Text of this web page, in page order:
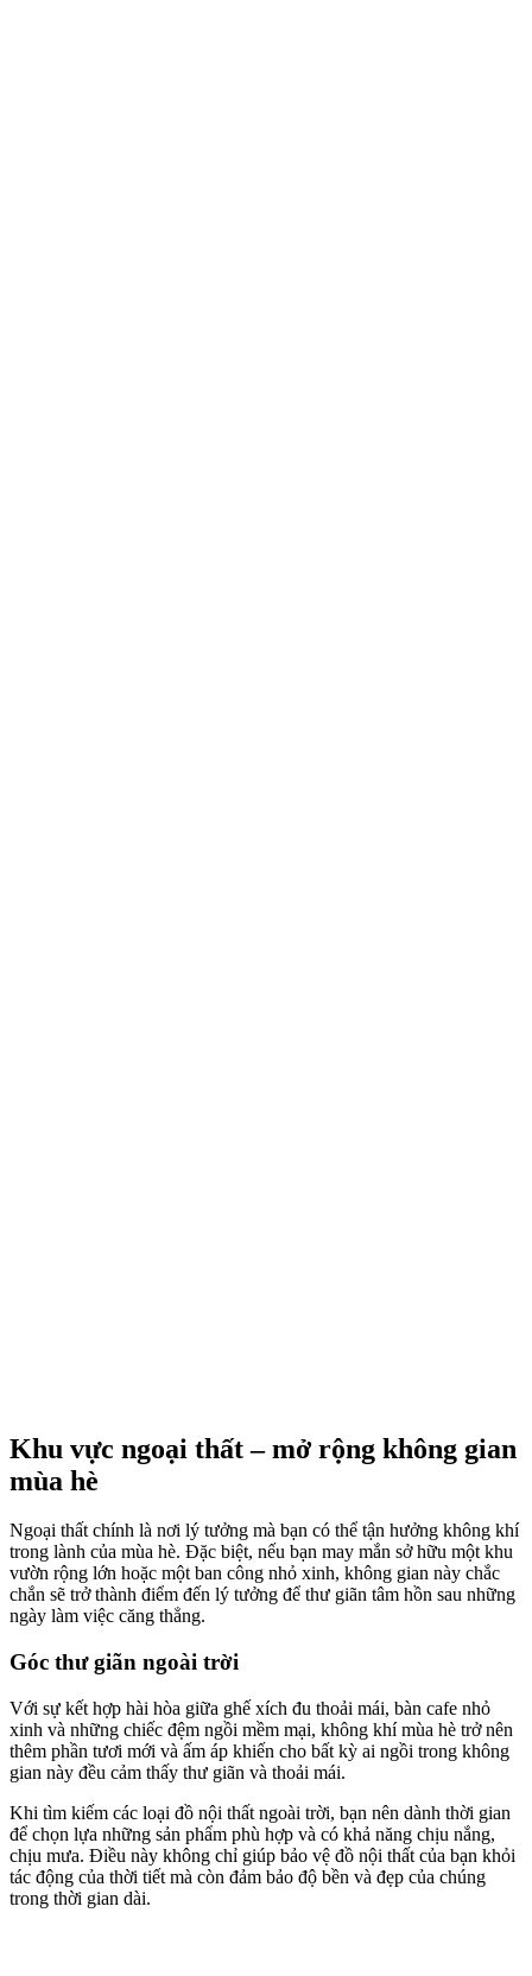
Khu vực ngoại thất – mở rộng không gian
mùa hè
Ngoại thất chính là nơi lý tưởng mà bạn có thể tận hưởng không khí
trong lành của mùa hè. Đặc biệt, nếu bạn may mắn sở hữu một khu
vườn rộng lớn hoặc một ban công nhỏ xinh, không gian này chắc
chắn sẽ trở thành điểm đến lý tưởng để thư giãn tâm hồn sau những
ngày làm việc căng thẳng.
Góc thư giãn ngoài trời
Với sự kết hợp hài hòa giữa ghế xích đu thoải mái, bàn cafe nhỏ
xinh và những chiếc đệm ngồi mềm mại, không khí mùa hè trở nên
thêm phần tươi mới và ấm áp khiến cho bất kỳ ai ngồi trong không
gian này đều cảm thấy thư giãn và thoải mái.
Khi tìm kiếm các loại đồ nội thất ngoài trời, bạn nên dành thời gian
để chọn lựa những sản phẩm phù hợp và có khả năng chịu nắng,
chịu mưa. Điều này không chỉ giúp bảo vệ đồ nội thất của bạn khỏi
tác động của thời tiết mà còn đảm bảo độ bền và đẹp của chúng
trong thời gian dài.